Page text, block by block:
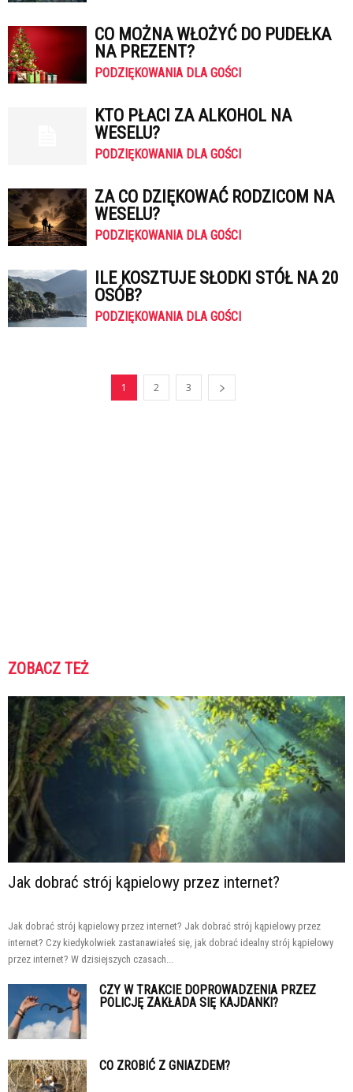
CO MOŻNA WŁOŻYĆ DO PUDEŁKA
NA PREZENT?
PODZIĘKOWANIA DLA GOŚCI
KTO PŁACI ZA ALKOHOL NA
WESELU?
PODZIĘKOWANIA DLA GOŚCI
ZA CO DZIĘKOWAĆ RODZICOM NA
WESELU?
PODZIĘKOWANIA DLA GOŚCI
ILE KOSZTUJE SŁODKI STÓŁ NA 20
OSÓB?
PODZIĘKOWANIA DLA GOŚCI
1 2 3
ZOBACZ TEŻ
Jak dobrać strój kąpielowy przez internet?
Jak dobrać strój kąpielowy przez internet? Jak dobrać strój kąpielowy przez
internet? Czy kiedykolwiek zastanawiałeś się, jak dobrać idealny strój kąpielowy
przez internet? W dzisiejszych czasach...
CZY W TRAKCIE DOPROWADZENIA PRZEZ
POLICJĘ ZAKŁADA SIĘ KAJDANKI?
CO ZROBIĆ Z GNIAZDEM?